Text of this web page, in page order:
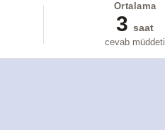
Ortalama
3 saat
cevab müddeti